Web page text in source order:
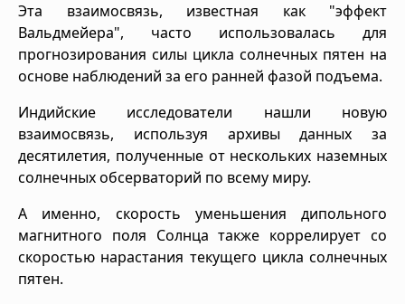
Эта взаимосвязь, известная как "эффект
Вальдмейера", часто использовалась для
прогнозирования силы цикла солнечных пятен на
основе наблюдений за его ранней фазой подъема.
Индийские исследователи нашли новую
взаимосвязь, используя архивы данных за
десятилетия, полученные от нескольких наземных
солнечных обсерваторий по всему миру.
А именно, скорость уменьшения дипольного
магнитного поля Солнца также коррелирует со
скоростью нарастания текущего цикла солнечных
пятен.